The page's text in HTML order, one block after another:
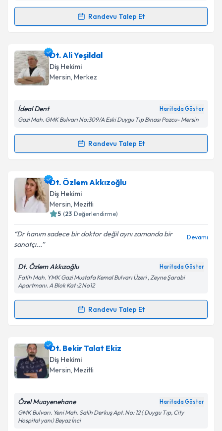
kapsamda işlenmesini kabul ediyorum.
Randevu Talep Et
Randevu Takvimi Talebi
Dt. Semih Ulvi Aksüt
oluşturun. Size bu uzmandan randevu almanız için bir
takvim hazırlandığında e-posta ile bilgilendireceğiz.
Kişisel verilerimin işlenmesine ilişkin
Metni'ni okudum ve kişisel verilerimin belirtilen
Takvim Talebini Gönder
Dt. Ali Yeşildal
Diş Hekimi
Mersin, Merkez
İdeal Dent Haritada Göster
Gazi Mah. GMK Bulvarı No:309/A Eski Duygu Tıp Binası Pozcu- Mersin
Randevu Talep Et
Randevu Takvimi Talebi
Dt. Ali Yeşildaliçin randevu takvimi talebi oluşturun.
Size bu uzmandan randevu almanız için bir takvim
hazırlandığında e-posta ile bilgilendireceğiz.
Kişisel verilerimin işlenmesine ilişkin
Aydınlatma
Metni'ni okudum ve kişisel verilerimin belirtilen
kapsamda işlenmesini kabul ediyorum.
Takvim Talebini Gönder
Dt. Özlem Akkızoğlu
Diş Hekimi
Mersin, Mezitli
5 (23 Değerlendirme)
Dr hanım sadece bir doktor değil aynı zamanda bir
sanatçı...
Devamı
Dt. Özlem Akkızoğlu Haritada Göster
Fatih Mah. YMK Gazi Mustafa Kemal Bulvarı Üzeri , Zeyne Şarabi
Apartmanı. A Blok Kat :2 No12
Randevu Talep Et
Randevu Takvimi Talebi
Dt. Özlem Akkızoğluiçin randevu takvimi talebi
oluşturun. Size bu uzmandan randevu almanız için bir
takvim hazırlandığında e-posta ile bilgilendireceğiz.
Dt. Bekir Talat Ekiz
Diş Hekimi
Mersin, Mezitli
Özel Muayenehane Haritada Göster
GMK Bulvarı. Yeni Mah. Salih Derkuş Apt. No: 12 ( Duygu Tıp, City
Hospital yanı) Beyaz İnci